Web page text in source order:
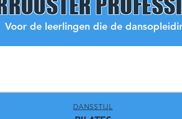
Voor de leerlingen die de
DANSSTIJL